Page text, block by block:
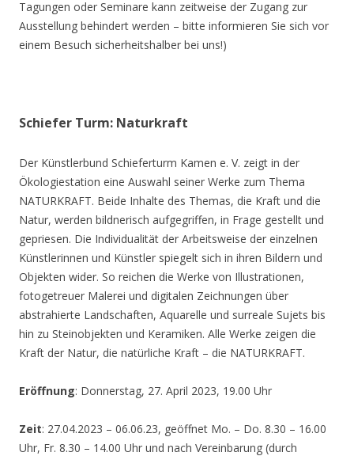
Tagungen oder Seminare kann zeitweise der Zugang zur
Ausstellung behindert werden – bitte informieren Sie sich vor
einem Besuch sicherheitshalber bei uns!)
Schiefer Turm: Naturkraft
Der Künstlerbund Schieferturm Kamen e. V. zeigt in der
Ökologiestation eine Auswahl seiner Werke zum Thema
NATURKRAFT. Beide Inhalte des Themas, die Kraft und die
Natur, werden bildnerisch aufgegriffen, in Frage gestellt und
gepriesen. Die Individualität der Arbeitsweise der einzelnen
Künstlerinnen und Künstler spiegelt sich in ihren Bildern und
Objekten wider. So reichen die Werke von Illustrationen,
fotogetreuer Malerei und digitalen Zeichnungen über
abstrahierte Landschaften, Aquarelle und surreale Sujets bis
hin zu Steinobjekten und Keramiken. Alle Werke zeigen die
Kraft der Natur, die natürliche Kraft – die NATURKRAFT.
Eröffnung: Donnerstag, 27. April 2023, 19.00 Uhr
Zeit: 27.04.2023 – 06.06.23, geöffnet Mo. – Do. 8.30 – 16.00
Uhr, Fr. 8.30 – 14.00 Uhr und nach Vereinbarung (durch